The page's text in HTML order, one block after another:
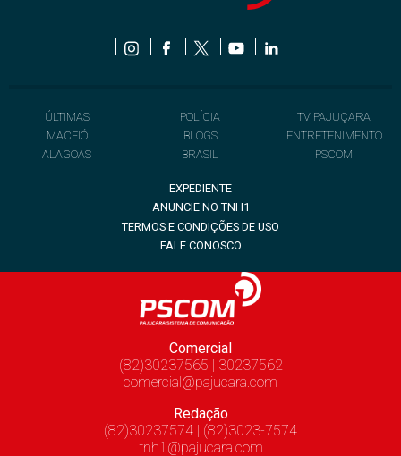
ÚLTIMAS
MACEIÓ
ALAGOAS
POLÍCIA
BLOGS
BRASIL
TV PAJUÇARA
ENTRETENIMENTO
PSCOM
EXPEDIENTE
ANUNCIE NO TNH1
TERMOS E CONDIÇÕES DE USO
FALE CONOSCO
Comercial
(82)30237565 | 30237562
comercial@pajucara.com
Redação
(82)30237574 | (82)3023-7574
tnh1@pajucara.com